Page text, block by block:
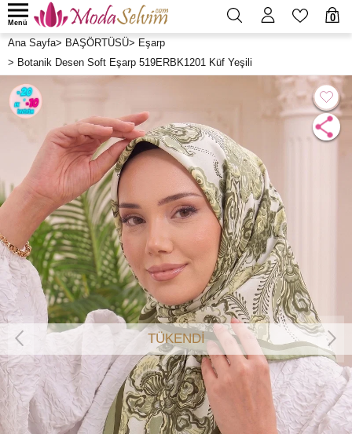
0
Menü
Ana Sayfa> BAŞÖRTÜSÜ> Eşarp
> Botanik Desen Soft Eşarp 519ERBK1201 Küf Yeşili
TÜKENDİ